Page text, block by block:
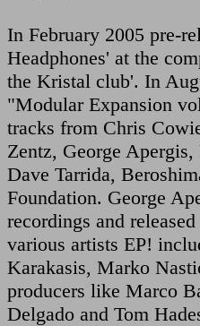
In February 2005 pre-
Headphones' at the
the Kristal club'. In
"Modular Expansion
tracks from Chris
Zentz, George
Dave Tarrida,
Foundation. George
recordings and
various artists EP!
Karakasis, Marko
producers like Marco
Delgado and Tom